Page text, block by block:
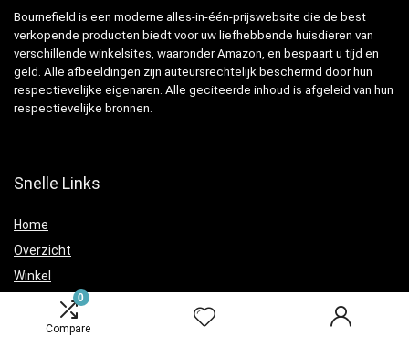
0
Compare
Bournefield is een moderne alles-in-één-prijswebsite die de best
verkopende producten biedt voor uw liefhebbende huisdieren van
verschillende winkelsites, waaronder Amazon, en bespaart u tijd en
geld. Alle afbeeldingen zijn auteursrechtelijk beschermd door hun
respectievelijke eigenaren. Alle geciteerde inhoud is afgeleid van hun
respectievelijke bronnen.
Snelle Links
Home
Overzicht
Winkel
Verklaringen